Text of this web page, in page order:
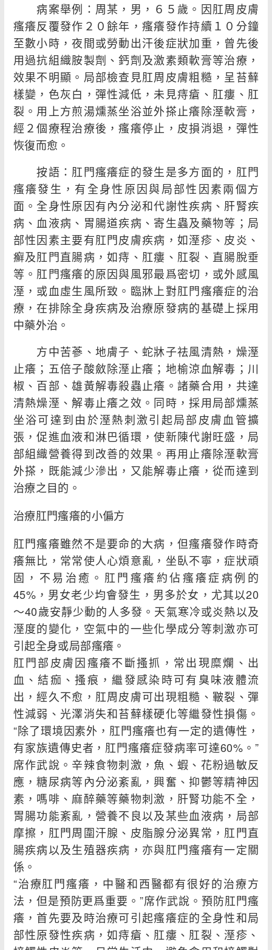
病案舉例：周某，男，６５歲。因肛周皮膚
瘙癢反覆發作２０餘年，瘙癢發作持續１０分鐘
至數小時，夜間或勞動出汗後症狀加重，曾先後
用過抗組織胺製劑、鈣劑及激素類軟膏等治療，
效果不明顯。局部檢查見肛周皮膚粗糙，呈苔蘚
樣變，色灰白，彈性減低，未見痔瘡、肛瘻、肛
裂。用上方煎湯燻蒸坐浴並外搽止癢除溼軟膏，
經２個療程治療後，瘙癢停止，皮損消退，彈性
恢復而愈。
按語：肛門瘙癢症的發生是多方面的，肛門
瘙癢發生，有全身性原因與局部性因素兩個方
面。全身性原因有內分泌和代謝性疾病、肝腎疾
病、血液病、胃腸道疾病、寄生蟲及藥物等；局
部性因素主要有肛門皮膚疾病，如溼疹、皮炎、
癬及肛門直腸病，如痔、肛瘻、肛裂、直腸脫垂
等。肛門瘙癢的原因與風邪最爲密切，或外感風
溼，或血虛生風所致。臨牀上對肛門瘙癢症的治
療，在排除全身疾病及治療原發病的基礎上採用
中藥外治。
方中苦蔘、地膚子、蛇牀子祛風清熱，燥溼
止癢；五倍子酸斂除溼止癢；地榆涼血解毒；川
椒、百部、雄黃解毒殺蟲止癢。諸藥合用，共達
清熱燥溼、解毒止癢之效。同時，採用局部燻蒸
坐浴可達到由於溼熱刺激引起局部皮膚血管擴
張，促進血液和淋巴循環，使新陳代謝旺盛，局
部組織營養得到改善的效果。再用止癢除溼軟膏
外搽，既能減少滲出，又能解毒止癢，從而達到
治療之目的。
治療肛門瘙癢的小偏方
肛門瘙癢雖然不是要命的大病，但瘙癢發作時奇
癢無比，常常使人心煩意亂，坐臥不寧，症狀頑
固，不易治癒。肛門瘙癢約佔瘙癢症病例的
45%，男女老少均會發生，男多於女，尤其以20
～40歲安靜少動的人多發。天氣寒冷或炎熱以及
溼度的變化，空氣中的一些化學成分等刺激亦可
引起全身或局部瘙癢。
肛門部皮膚因瘙癢不斷搔抓，常出現糜爛、出
血、結痂、搔痕，繼發感染時可有臭味液體流
出，經久不愈，肛周皮膚可出現粗糙、皸裂、彈
性減弱、光澤消失和苔蘚樣硬化等繼發性損傷。
“除了環境因素外，肛門瘙癢也有一定的遺傳性，
有家族遺傳史者，肛門瘙癢症發病率可達60%。”
席作武說。辛辣食物刺激，魚、蝦、花粉過敏反
應，糖尿病等內分泌紊亂，興奮、抑鬱等精神因
素，嗎啡、麻醉藥等藥物刺激，肝腎功能不全，
胃腸功能紊亂，營養不良以及某些血液病，局部
摩擦，肛門周圍汗腺、皮脂腺分泌異常，肛門直
腸疾病以及生殖器疾病，亦與肛門瘙癢有一定關
係。
“治療肛門瘙癢，中醫和西醫都有很好的治療方
法，但是預防更爲重要。”席作武說。預防肛門瘙
癢，首先要及時治療可引起瘙癢症的全身性和局
部性原發性疾病，如痔瘡、肛瘻、肛裂、溼疹、